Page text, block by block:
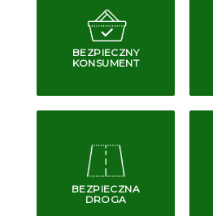
BEZPIECZNY
KONSUMENT
BEZPIECZNA
DROGA